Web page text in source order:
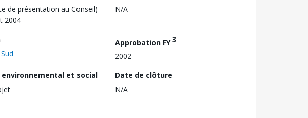
de présentation au Conseil)
2004
N/A
Approbation FY3
2002
environnemental et social
Date de clôture
N/A